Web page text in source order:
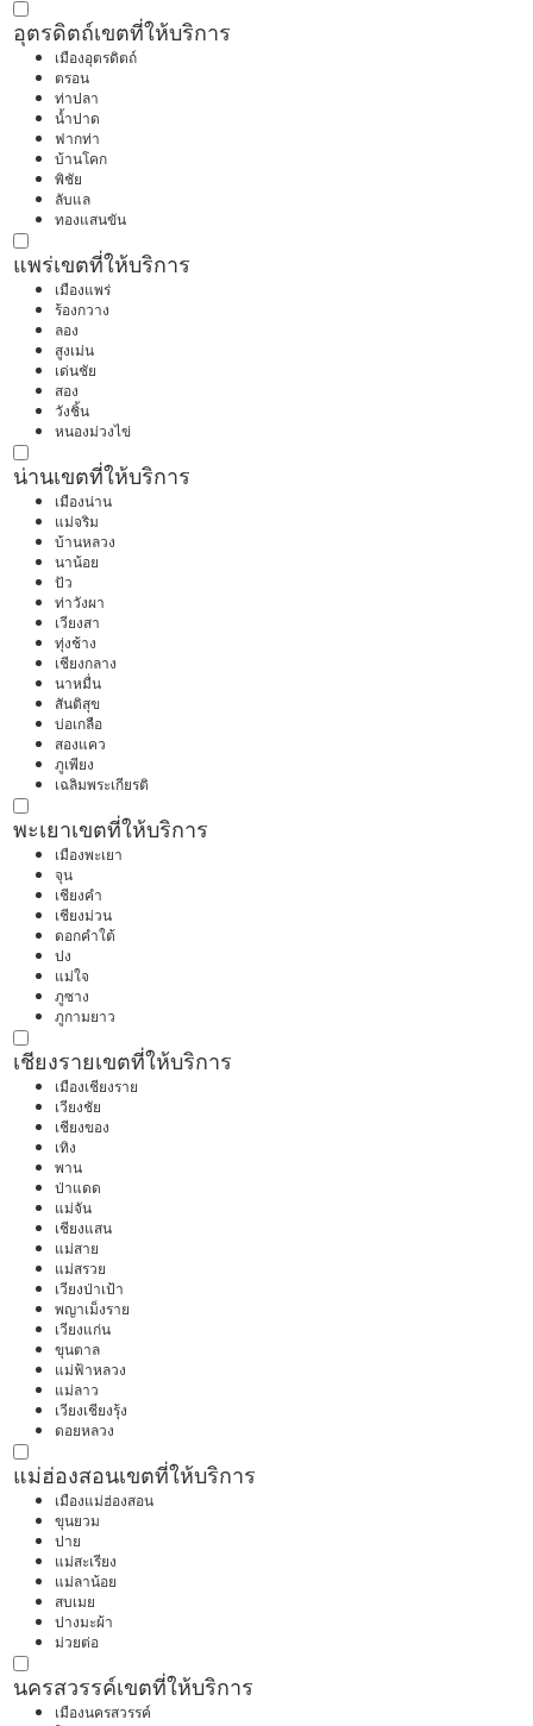
อุตรดิตถ์เขตที่ให้บริการ
เมืองอุตรดิตถ์
ตรอน
ท่าปลา
น้ำปาด
ฟากท่า
บ้านโคก
พิชัย
ลับแล
ทองแสนขัน
แพร่เขตที่ให้บริการ
เมืองแพร่
ร้องกวาง
ลอง
สูงเม่น
เด่นชัย
สอง
วังชิ้น
หนองม่วงไข่
น่านเขตที่ให้บริการ
เมืองน่าน
แม่จริม
บ้านหลวง
นาน้อย
ปัว
ท่าวังผา
เวียงสา
ทุ่งช้าง
เชียงกลาง
นาหมื่น
สันติสุข
บ่อเกลือ
สองแคว
ภูเพียง
เฉลิมพระเกียรติ
พะเยาเขตที่ให้บริการ
เมืองพะเยา
จุน
เชียงคำ
เชียงม่วน
ดอกคำใต้
ปง
แม่ใจ
ภูซาง
ภูกามยาว
เชียงรายเขตที่ให้บริการ
เมืองเชียงราย
เวียงชัย
เชียงของ
เทิง
พาน
ป่าแดด
แม่จัน
เชียงแสน
แม่สาย
แม่สรวย
เวียงป่าเป้า
พญาเม็งราย
เวียงแก่น
ขุนตาล
แม่ฟ้าหลวง
แม่ลาว
เวียงเชียงรุ้ง
ดอยหลวง
แม่ฮ่องสอนเขตที่ให้บริการ
เมืองแม่ฮ่องสอน
ขุนยวม
ปาย
แม่สะเรียง
แม่ลาน้อย
สบเมย
ปางมะผ้า
ม่วยต่อ
นครสวรรค์เขตที่ให้บริการ
เมืองนครสวรรค์